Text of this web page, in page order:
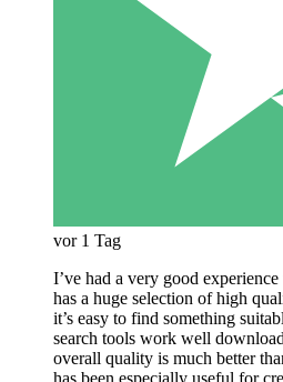
vor 1 Tag
I’ve had a very good
has a huge selection of high
it’s easy to find something
search tools work well
overall quality is much better
has been especially useful for